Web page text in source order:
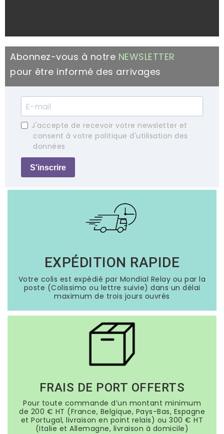
Abonnez-vous à notre NEWSLETTER
pour être informé des arrivages
J'accepte de recevoir votre newsletter et
consent à votre politique d'utilisation des
données
S'inscrire
EXPÉDITION RAPIDE
Votre colis est expédié par Mondial Relay ou par la
poste (Colissimo ou lettre suivie) dans un délai
maximum de trois jours ouvrés
FRAIS DE PORT OFFERTS
Pour toute commande d’un montant minimum
de 200 € HT (France, Belgique, Pays-Bas, Espagne
et Portugal, livraison en point relais) ou 300 € HT
(Italie et Allemagne, livraison à domicile)